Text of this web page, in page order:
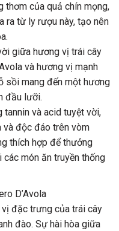
thơm của quả chín mọng,
ra từ ly rượu này, tạo nên
giữa hương vị trái cây
và hương vị mạnh
sồi mang đến một hương
đầu lưỡi.
tannin và acid tuyệt vời,
độc đáo trên vòm
thích hợp để thưởng
món ăn truyền thống
D’Avola
đặc trưng của trái cây
đào. Sự hài hòa giữa